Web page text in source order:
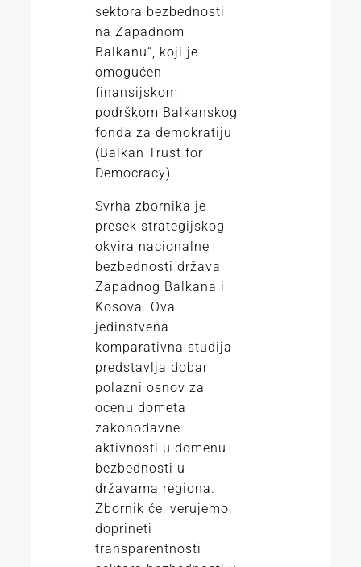
sektora bezbednosti
na Zapadnom
Balkanu“, koji je
omogućen
finansijskom
podrškom Balkanskog
fonda za demokratiju
(Balkan Trust for
Democracy).
Svrha zbornika je
presek strategijskog
okvira nacionalne
bezbednosti država
Zapadnog Balkana i
Kosova. Ova
jedinstvena
komparativna studija
predstavlja dobar
polazni osnov za
ocenu dometa
zakonodavne
aktivnosti u domenu
bezbednosti u
državama regiona.
Zbornik će, verujemo,
doprineti
transparentnosti